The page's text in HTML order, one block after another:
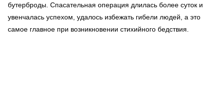
бутерброды. Спасательная операция длилась более суток и
увенчалась успехом, удалось избежать гибели людей, а это
самое главное при возникновении стихийного бедствия.